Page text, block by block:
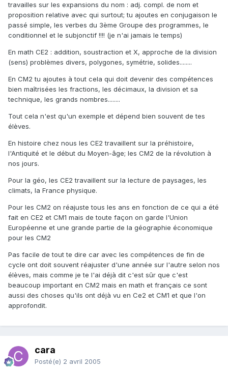
travailles sur les expansions du nom : adj. compl. de nom et
proposition relative avec qui surtout; tu ajoutes en conjugaison le
passé simple, les verbes du 3ème Groupe des programmes, le
conditionnel et le subjonctif !!!! (je n'ai jamais le temps)
En math CE2 : addition, soustraction et X, approche de la division
(sens) problèmes divers, polygones, symétrie, solides........
En CM2 tu ajoutes à tout cela qui doit devenir des compétences
bien maîtrisées les fractions, les décimaux, la division et sa
technique, les grands nombres........
Tout cela n'est qu'un exemple et dépend bien souvent de tes
élèves.
En histoire chez nous les CE2 travaillent sur la préhistoire,
l'Antiquité et le début du Moyen-âge; les CM2 de la révolution à
nos jours.
Pour la géo, les CE2 travaillent sur la lecture de paysages, les
climats, la France physique.
Pour les CM2 on réajuste tous les ans en fonction de ce qui a été
fait en CE2 et CM1 mais de toute façon on garde l'Union
Européenne et une grande partie de la géographie économique
pour les CM2
Pas facile de tout te dire car avec les compétences de fin de
cycle ont doit souvent réajuster d'une année sur l'autre selon nos
élèves, mais comme je te l'ai déjà dit c'est sûr que c'est
beaucoup important en CM2 mais en math et français ce sont
aussi des choses qu'ils ont déjà vu en Ce2 et CM1 et que l'on
approfondit.
cara
Posté(e) 2 avril 2005